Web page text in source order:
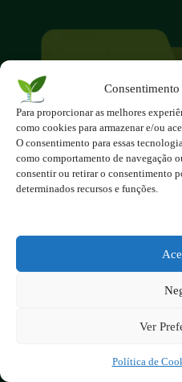
Para proporcionar as melhores
como cookies para armazenar e/ou
O consentimento para essas
como comportamento de navegação
consentir ou retirar o consentimento
determinados recursos e funções.
Ver
Política de
O site é um
Participe você
Podemos fazer muito
Inscreva-se na
Contato -
Política de
2025 - Todos os direitos
Layout da home e